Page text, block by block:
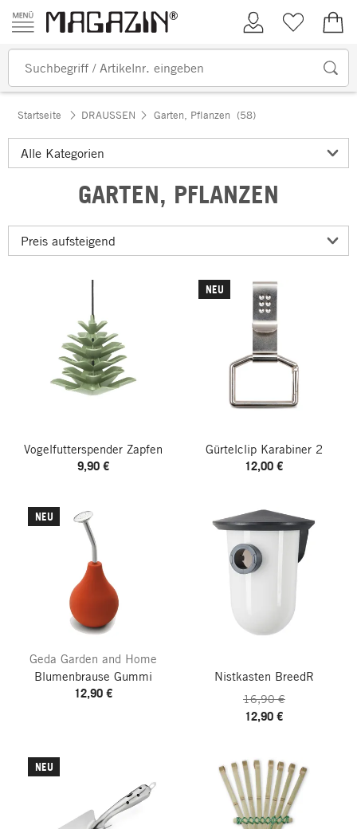
Zum Inhalt springen
Kundenkonto
Merkliste
Startseite DRAUSSEN Garten, Pflanzen (58)
GARTEN, PFLANZEN
Vogelfutterspender Zapfen
9,90 €
NEU
Gürtelclip Karabiner 2
12,00 €
NEU
Geda Garden and Home
Blumenbrause Gummi
12,90 €
Nistkasten BreedR
16,90 €
12,90 €
NEU